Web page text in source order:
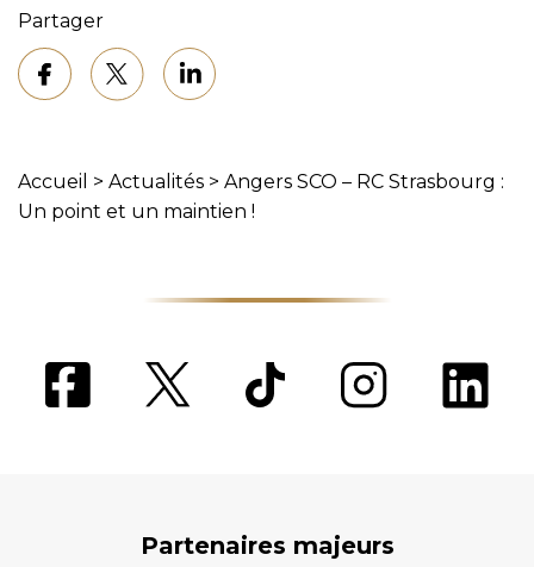
Partager
Accueil > Actualités > Angers SCO – RC Strasbourg :
Un point et un maintien !
Partenaires majeurs